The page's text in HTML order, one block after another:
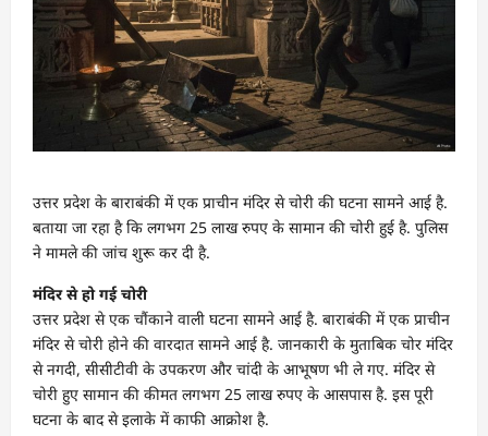
उत्तर प्रदेश के बाराबंकी में एक प्राचीन मंदिर से चोरी की घटना सामने आई है.
बताया जा रहा है कि लगभग 25 लाख रुपए के सामान की चोरी हुई है. पुलिस
ने मामले की जांच शुरू कर दी है.
मंदिर से हो गई चोरी
उत्तर प्रदेश से एक चौंकाने वाली घटना सामने आई है. बाराबंकी में एक प्राचीन
मंदिर से चोरी होने की वारदात सामने आई है. जानकारी के मुताबिक चोर मंदिर
से नगदी, सीसीटीवी के उपकरण और चांदी के आभूषण भी ले गए. मंदिर से
चोरी हुए सामान की कीमत लगभग 25 लाख रुपए के आसपास है. इस पूरी
घटना के बाद से इलाके में काफी आक्रोश है.